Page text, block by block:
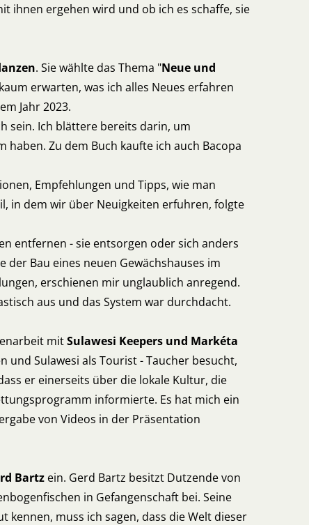
ihnen ergehen wird und ob ich es schaffe, sie
. Sie wählte das Thema "Neue und
erwarten, was ich alles Neues erfahren
Jahr 2023.
sein. Ich blättere bereits darin, um
Zu dem Buch kaufte ich auch Bacopa
Empfehlungen und Tipps, wie man
in dem wir über Neuigkeiten erfuhren, folgte
entfernen - sie entsorgen oder sich anders
Bau eines neuen Gewächshauses im
erschienen mir unglaublich anregend.
aus und das System war durchdacht.
mitSulawesi Keepers und Markéta
und Sulawesi als Tourist - Taucher besucht,
er einerseits über die lokale Kultur, die
informierte. Es hat mich ein
von Videos in der Präsentation
Bartz ein. Gerd Bartz besitzt Dutzende von
in Gefangenschaft bei. Seine
muss ich sagen, dass die Welt dieser